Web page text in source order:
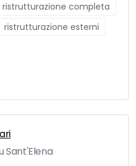
ristrutturazione completa
ristrutturazione esterni
Sant'Elena